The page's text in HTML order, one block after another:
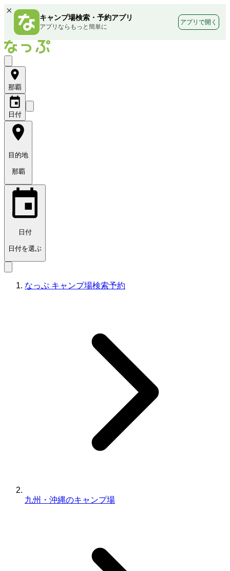
×
キャンプ場検索・予約アプリ
アプリならもっと簡単に
アプリで開く
那覇
日付
目的地
那覇
日付
日付を選ぶ
なっぷ キャンプ場検索予約
九州・沖縄のキャンプ場